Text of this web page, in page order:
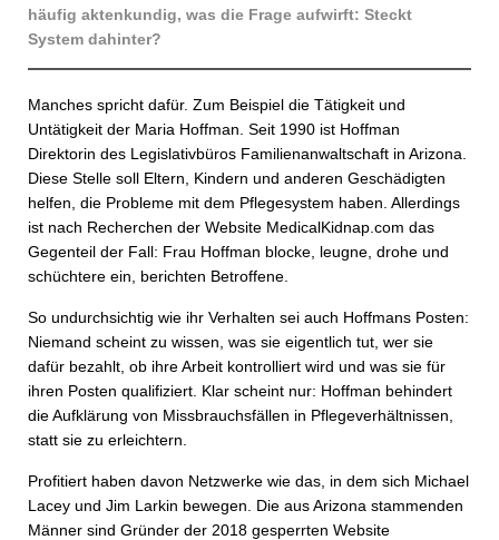
häufig aktenkundig, was die Frage aufwirft: Steckt
System dahinter?
Manches spricht dafür. Zum Beispiel die Tätigkeit und
Untätigkeit der Maria Hoffman. Seit 1990 ist Hoffman
Direktorin des Legislativbüros Familienanwaltschaft in Arizona.
Diese Stelle soll Eltern, Kindern und anderen Geschädigten
helfen, die Probleme mit dem Pflegesystem haben. Allerdings
ist nach Recherchen der Website MedicalKidnap.com das
Gegenteil der Fall: Frau Hoffman blocke, leugne, drohe und
schüchtere ein, berichten Betroffene.
So undurchsichtig wie ihr Verhalten sei auch Hoffmans Posten:
Niemand scheint zu wissen, was sie eigentlich tut, wer sie
dafür bezahlt, ob ihre Arbeit kontrolliert wird und was sie für
ihren Posten qualifiziert. Klar scheint nur: Hoffman behindert
die Aufklärung von Missbrauchsfällen in Pflegeverhältnissen,
statt sie zu erleichtern.
Profitiert haben davon Netzwerke wie das, in dem sich Michael
Lacey und Jim Larkin bewegen. Die aus Arizona stammenden
Männer sind Gründer der 2018 gesperrten Website